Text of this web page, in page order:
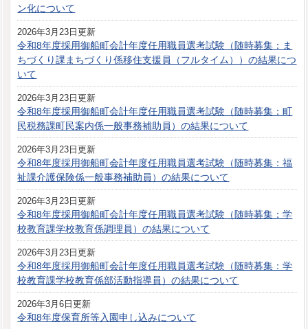
ン化について
2026年3月23日更新
令和8年度採用御船町会計年度任用職員選考試験（随時募集：ま
ちづくり課まちづくり係移住支援員（フルタイム））の結果につ
いて
2026年3月23日更新
令和8年度採用御船町会計年度任用職員選考試験（随時募集：町
民税務課町民案内係一般事務補助員）の結果について
2026年3月23日更新
令和8年度採用御船町会計年度任用職員選考試験（随時募集：福
祉課介護保険係一般事務補助員）の結果について
2026年3月23日更新
令和8年度採用御船町会計年度任用職員選考試験（随時募集：学
校教育課学校教育係調理員）の結果について
2026年3月23日更新
令和8年度採用御船町会計年度任用職員選考試験（随時募集：学
校教育課学校教育係部活動指導員）の結果について
2026年3月6日更新
令和8年度保育所等入園申し込みについて